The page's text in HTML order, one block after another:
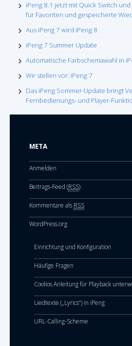
iPeng 8.1 jetzt mit Quick Switch
für Favoriten und gespeicherte
Aus iPeng 7 wird iPeng 8
iPeng 7 Summer Update
Automatische Farbschemawahl in
Wir stellen vor: iPeng 7
Das iPeng Sommer-Update bringt
Fernbedienungs- und Player-
META
Anmelden
Beitrags-Feed (RSS)
Kommentare als RSS
WordPress.org
Einrichtung und Konfiguration
Häufige Fragen
Coolios Anleitung für Playback
Liedtexte („Lyrics“) in iPeng
URL-Calling-Scheme